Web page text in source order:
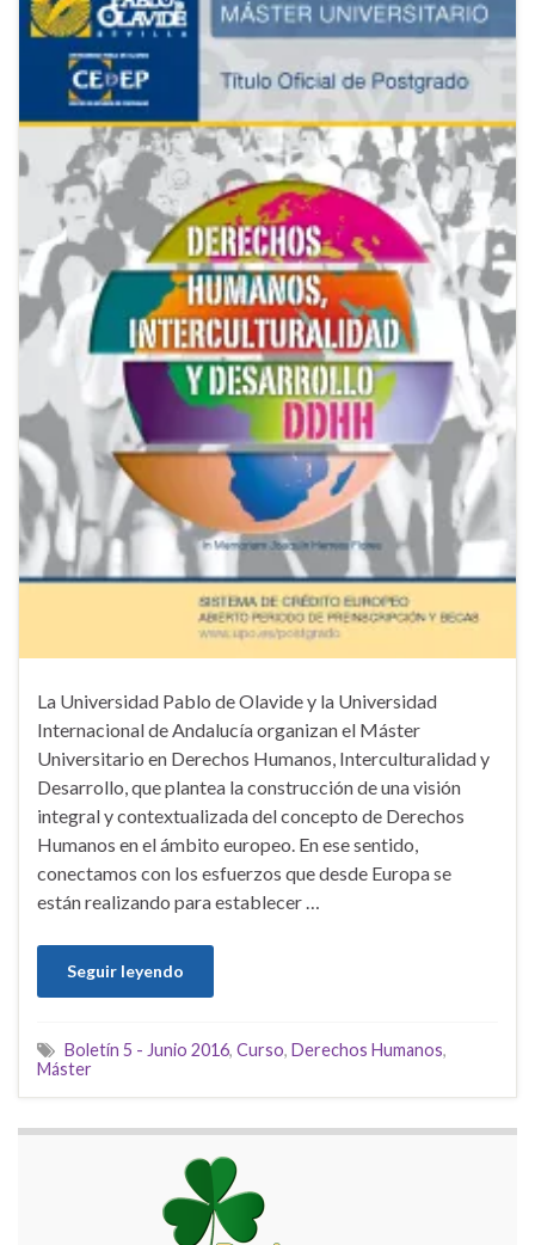
La Universidad Pablo de Olavide y la Universidad
Internacional de Andalucía organizan el Máster
Universitario en Derechos Humanos, Interculturalidad y
Desarrollo, que plantea la construcción de una visión
integral y contextualizada del concepto de Derechos
Humanos en el ámbito europeo. En ese sentido,
conectamos con los esfuerzos que desde Europa se
están realizando para establecer …
Seguir leyendo
Boletín 5 - Junio 2016, Curso, Derechos Humanos,
Máster